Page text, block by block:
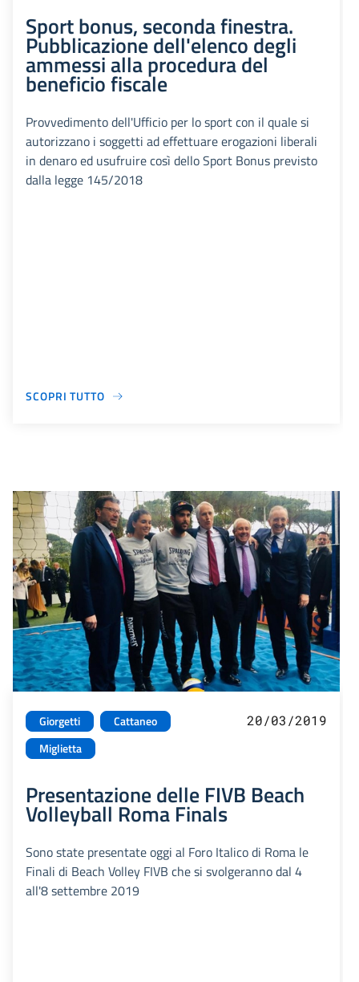
Sport bonus, seconda finestra.
Pubblicazione dell'elenco degli
ammessi alla procedura del
beneficio fiscale
Provvedimento dell'Ufficio per lo sport con il quale si
autorizzano i soggetti ad effettuare erogazioni liberali
in denaro ed usufruire così dello Sport Bonus previsto
dalla legge 145/2018
SCOPRI TUTTO
Giorgetti
Cattaneo
Miglietta
20/03/2019
Presentazione delle FIVB Beach
Volleyball Roma Finals
Sono state presentate oggi al Foro Italico di Roma le
Finali di Beach Volley FIVB che si svolgeranno dal 4
all'8 settembre 2019